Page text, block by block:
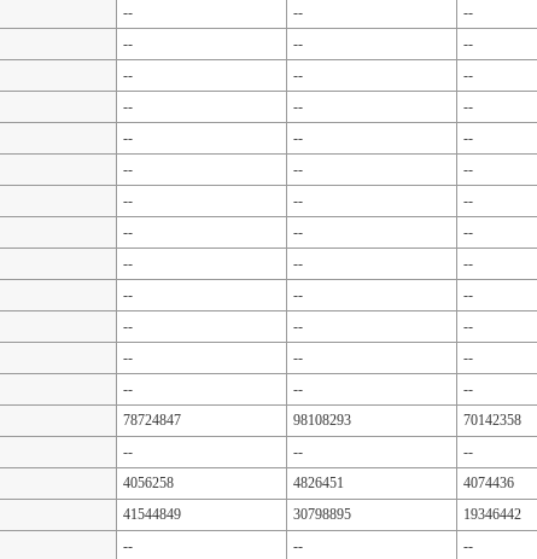
-- -- --
-- -- --
-- -- --
-- -- --
-- -- --
-- -- --
-- -- --
-- -- --
-- -- --
-- -- --
-- -- --
-- -- --
-- -- --
78724847 98108293 70142358
-- -- --
4056258 4826451 4074436
41544849 30798895 19346442
-- -- --